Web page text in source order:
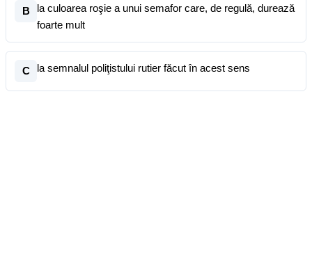
B
la culoarea roşie a unui semafor care, de regulă, durează
foarte mult
C la semnalul poliţistului rutier făcut în acest sens